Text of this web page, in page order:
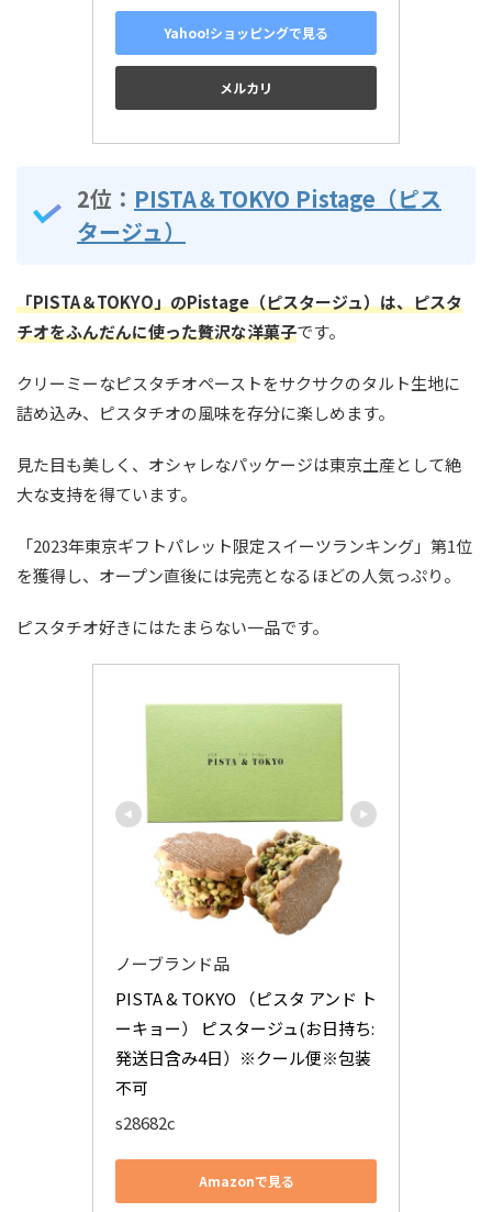
Yahoo!ショッピングで見る
メルカリ
2位： PISTA＆TOKYO Pistage（ピス
タージュ）
「PISTA＆TOKYO」のPistage（ピスタージュ）は、ピスタ
チオをふんだんに使った贅沢な洋菓子です。
クリーミーなピスタチオペーストをサクサクのタルト生地に
詰め込み、ピスタチオの風味を存分に楽しめます。
見た目も美しく、オシャレなパッケージは東京土産として絶
大な支持を得ています。
「2023年東京ギフトパレット限定スイーツランキング」第1位
を獲得し、オープン直後には完売となるほどの人気っぷり。
ピスタチオ好きにはたまらない一品です。
ノーブランド品
PISTA & TOKYO （ピスタ アンド ト
ーキョー） ピスタージュ(お日持ち:
発送日含み4日）※クール便※包装
不可
s28682c
Amazonで見る